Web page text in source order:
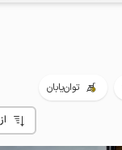
توان‌یابان